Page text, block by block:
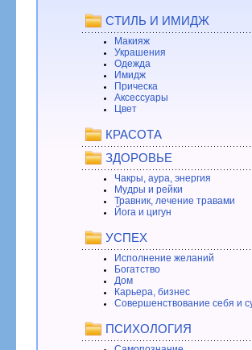
СТИЛЬ И ИМИДЖ
Макияж
Украшения
Одежда
Имидж
Прическа
Аксессуары
Цвет
КРАСОТА
ЗДОРОВЬЕ
Чакры, аура, энергия
Мудры и рейки
Травник, лечение травами
Йога и цигун
УСПЕХ
Исполнение желаний
Богатство
Дом
Карьера, бизнес
Совершенствование себя и
ПСИХОЛОГИЯ